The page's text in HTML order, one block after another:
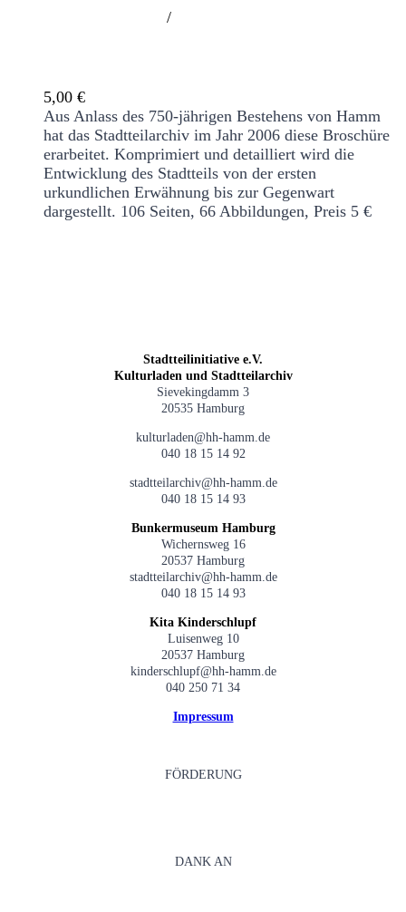
/
5,00 €
Aus Anlass des 750-jährigen Bestehens von Hamm
hat das Stadtteilarchiv im Jahr 2006 diese Broschüre
erarbeitet. Komprimiert und detailliert wird die
Entwicklung des Stadtteils von der ersten
urkundlichen Erwähnung bis zur Gegenwart
dargestellt. 106 Seiten, 66 Abbildungen, Preis 5 €
Stadtteilinitiative e.V.
Kulturladen und Stadtteilarchiv
Sievekingdamm 3
20535 Hamburg
kulturladen@hh-hamm.de
040 18 15 14 92
stadtteilarchiv@hh-hamm.de
040 18 15 14 93
Bunkermuseum Hamburg
Wichernsweg 16
20537 Hamburg
stadtteilarchiv@hh-hamm.de
040 18 15 14 93
Kita Kinderschlupf
Luisenweg 10
20537 Hamburg
kinderschlupf@hh-hamm.de
040 250 71 34
Impressum
FÖRDERUNG
DANK AN